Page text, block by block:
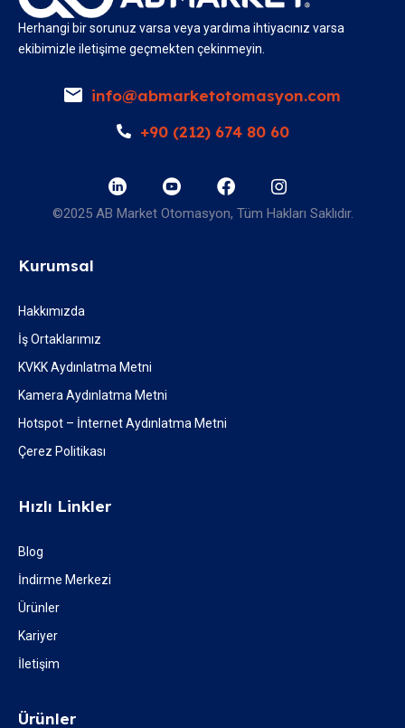
Herhangi bir sorunuz varsa veya yardıma ihtiyacınız varsa
ekibimizle iletişime geçmekten çekinmeyin.
info@abmarketotomasyon.com
+90 (212) 674 80 60
©2025 AB Market Otomasyon, Tüm Hakları Saklıdır.
Kurumsal
Hakkımızda
İş Ortaklarımız
KVKK Aydınlatma Metni
Kamera Aydınlatma Metni
Hotspot – İnternet Aydınlatma Metni
Çerez Politikası
Hızlı Linkler
Blog
İndirme Merkezi
Ürünler
Kariyer
İletişim
Ürünler